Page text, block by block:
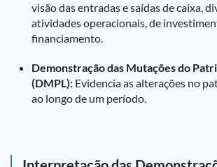
visão das entradas e saídas de caixa,
atividades operacionais, de
financiamento.
Demonstração das Mutações do
(DMPL): Evidencia as alterações no
ao longo de um período.